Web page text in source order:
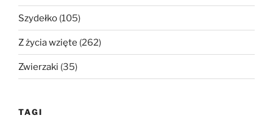
Szydełko (105)
Z życia wzięte (262)
Zwierzaki (35)
TAGI